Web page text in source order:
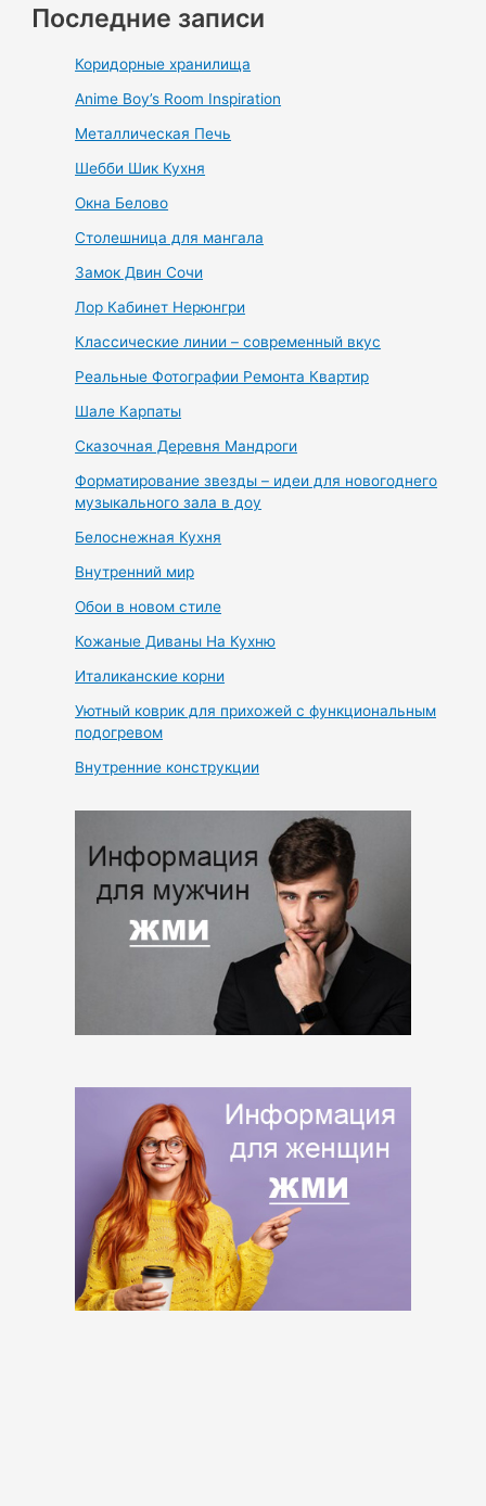
Последние записи
Коридорные хранилища
Anime Boy’s Room Inspiration
Металлическая Печь
Шебби Шик Кухня
Окна Белово
Столешница для мангала
Замок Двин Сочи
Лор Кабинет Нерюнгри
Классические линии – современный вкус
Реальные Фотографии Ремонта Квартир
Шале Карпаты
Сказочная Деревня Мандроги
Форматирование звезды – идеи для новогоднего
музыкального зала в доу
Белоснежная Кухня
Внутренний мир
Обои в новом стиле
Кожаные Диваны На Кухню
Италиканские корни
Уютный коврик для прихожей с функциональным
подогревом
Внутренние конструкции